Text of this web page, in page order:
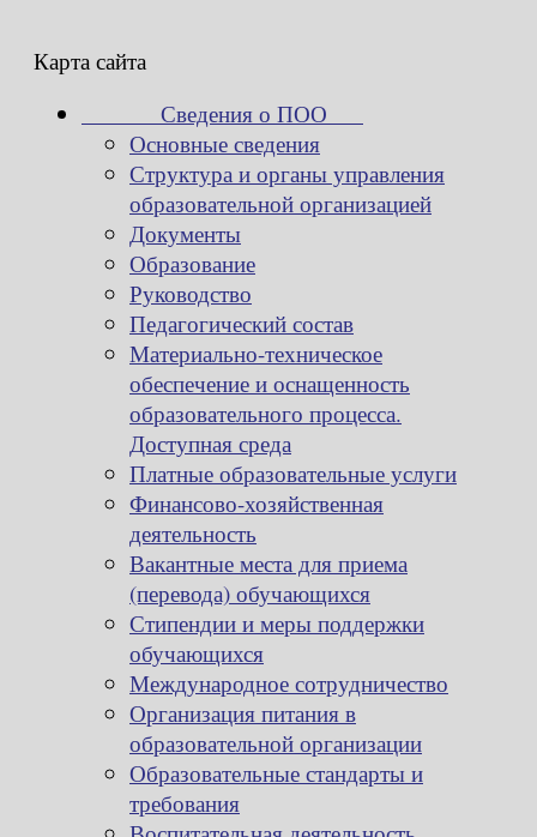
Карта сайта
Сведения о ПОО
Основные сведения
Структура и органы управления
образовательной организацией
Документы
Образование
Руководство
Педагогический состав
Материально-техническое
обеспечение и оснащенность
образовательного процесса.
Доступная среда
Платные образовательные услуги
Финансово-хозяйственная
деятельность
Вакантные места для приема
(перевода) обучающихся
Стипендии и меры поддержки
обучающихся
Международное сотрудничество
Организация питания в
образовательной организации
Образовательные стандарты и
требования